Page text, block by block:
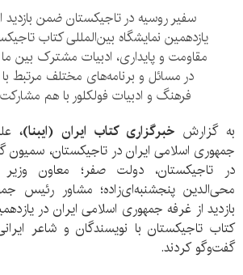
سفیر روسیه در تاجیکستان ضمن بازدید
یازدهمین نمایشگاه بین‌المللی کتاب
مقاومت و پایداری، ادبیات مشترک بین
در مسائل و برنامه‌های مختلف مرتبط
فرهنگ و ادبیات فولکلور با هم
به گزارشخبرگزاری کتاب ایران (ایبنا)،
جمهوری اسلامی ایران در تاجیکستان، سمیون
در تاجیکستان، دولت صفر؛ معاون
محی‌الدین پنجشنبه‌ای‌زاده؛ مشاور رئیس
بازدید از غرفه جمهوری اسلامی ایران در
کتاب تاجیکستان با نویسندگان و شاعر
گفت‌وگو کردند.